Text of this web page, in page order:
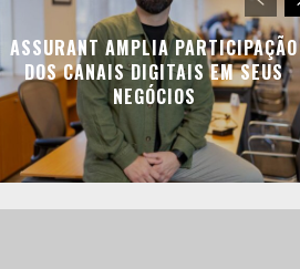
ASSURANT AMPLIA PARTICIPAÇÃO
DOS CANAIS DIGITAIS EM SEUS
NEGÓCIOS